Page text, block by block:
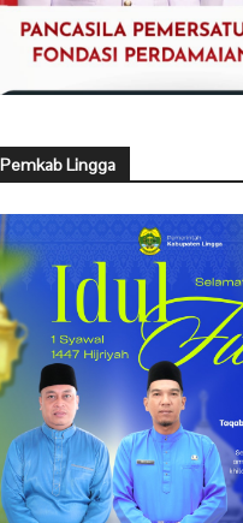
Pemkab Lingga